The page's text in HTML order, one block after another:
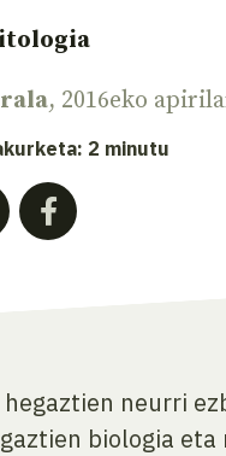
, 2016eko
2 minutu
neurri
biologia